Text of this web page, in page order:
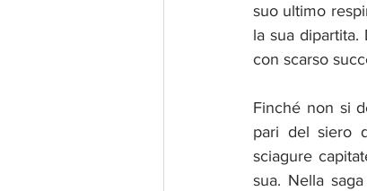
suo ultimo
la sua
con scarso
Finché non si
pari del siero
sciagure
sua. Nella saga